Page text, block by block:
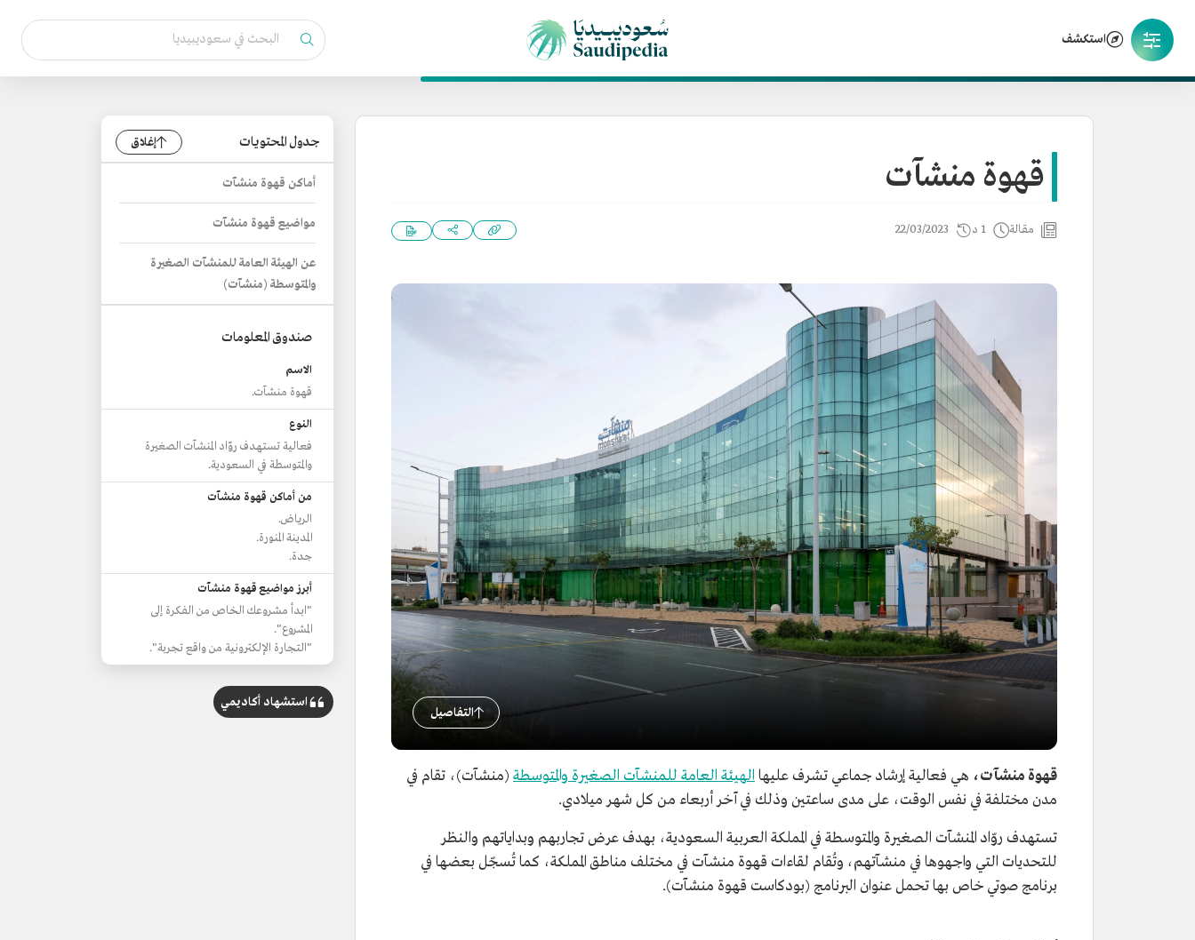
استكشف
قهوة منشآت
مقالة 1 د 22/03/2023
التفاصيل
قهوة منشآت، هي فعالية إرشاد جماعي تشرف عليها الهيئة العامة للمنشآت الصغيرة والمتوسطة (منشآت)، تقام في
مدن مختلفة في نفس الوقت، على مدى ساعتين وذلك في آخر أربعاء من كل شهر ميلادي.
تستهدف روّاد المنشآت الصغيرة والمتوسطة في المملكة العربية السعودية، بهدف عرض تجاربهم وبداياتهم والنظر
للتحديات التي واجهوها في منشآتهم، وتُقام لقاءات قهوة منشآت في مختلف مناطق المملكة، كما تُسجّل بعضها في
برنامج صوتي خاص بها تحمل عنوان البرنامج (بودكاست قهوة منشآت).
جدول المحتويات إغلاق
أماكن قهوة منشآت
مواضيع قهوة منشآت
عن الهيئة العامة للمنشآت الصغيرة
والمتوسطة (منشآت)
صندوق المعلومات
الاسم
قهوة منشآت.
النوع
فعالية تستهدف روّاد المنشآت الصغيرة
والمتوسطة في السعودية.
من أماكن قهوة منشآت
الرياض.
المدينة المنورة.
جدة.
أبرز مواضيع قهوة منشآت
"ابدأ مشروعك الخاص من الفكرة إلى
المشروع".
"التجارة الإلكترونية من واقع تجربة".
استشهاد أكاديمي